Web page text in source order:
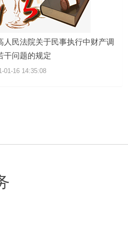
人民法院关于民事执行中财产调
干问题的规定
01-16 14:35:08